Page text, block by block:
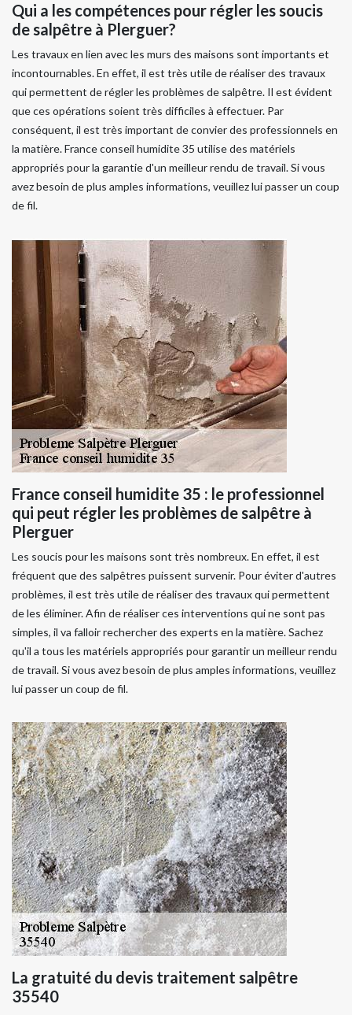
Qui a les compétences pour régler les soucis
de salpêtre à Plerguer?
Les travaux en lien avec les murs des maisons sont importants et
incontournables. En effet, il est très utile de réaliser des travaux
qui permettent de régler les problèmes de salpêtre. Il est évident
que ces opérations soient très difficiles à effectuer. Par
conséquent, il est très important de convier des professionnels en
la matière. France conseil humidite 35 utilise des matériels
appropriés pour la garantie d'un meilleur rendu de travail. Si vous
avez besoin de plus amples informations, veuillez lui passer un coup
de fil.
France conseil humidite 35 : le professionnel
qui peut régler les problèmes de salpêtre à
Plerguer
Les soucis pour les maisons sont très nombreux. En effet, il est
fréquent que des salpêtres puissent survenir. Pour éviter d'autres
problèmes, il est très utile de réaliser des travaux qui permettent
de les éliminer. Afin de réaliser ces interventions qui ne sont pas
simples, il va falloir rechercher des experts en la matière. Sachez
qu'il a tous les matériels appropriés pour garantir un meilleur rendu
de travail. Si vous avez besoin de plus amples informations, veuillez
lui passer un coup de fil.
La gratuité du devis traitement salpêtre
35540